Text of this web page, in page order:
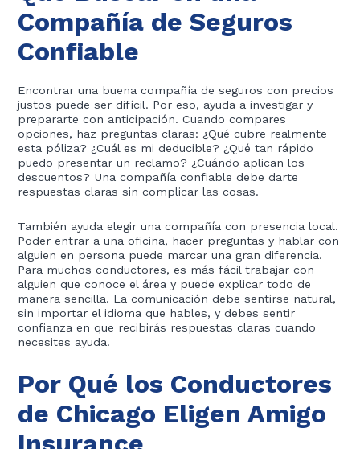
Compañía de Seguros
Confiable
Encontrar una buena compañía de seguros con precios
justos puede ser difícil. Por eso, ayuda a investigar y
prepararte con anticipación. Cuando compares
opciones, haz preguntas claras: ¿Qué cubre realmente
esta póliza? ¿Cuál es mi deducible? ¿Qué tan rápido
puedo presentar un reclamo? ¿Cuándo aplican los
descuentos? Una compañía confiable debe darte
respuestas claras sin complicar las cosas.
También ayuda elegir una compañía con presencia local.
Poder entrar a una oficina, hacer preguntas y hablar con
alguien en persona puede marcar una gran diferencia.
Para muchos conductores, es más fácil trabajar con
alguien que conoce el área y puede explicar todo de
manera sencilla. La comunicación debe sentirse natural,
sin importar el idioma que hables, y debes sentir
confianza en que recibirás respuestas claras cuando
necesites ayuda.
Por Qué los Conductores
de Chicago Eligen Amigo